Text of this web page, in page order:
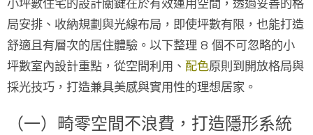
小坪數住宅的設計關鍵在於有效運用空間，透過妥善的格
局安排、收納規劃與光線布局，即使坪數有限，也能打造
舒適且有層次的居住體驗。以下整理 8 個不可忽略的小
坪數室內設計重點，從空間利用、 配色原則到開放格局與
採光技巧，打造兼具美感與實用性的理想居家。
（一）畸零空間不浪費，打造隱形系統